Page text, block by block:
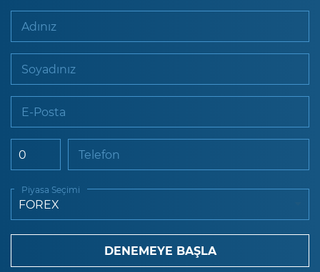
Adınız
Soyadınız
E-Posta
Telefon
Piyasa Seçimi